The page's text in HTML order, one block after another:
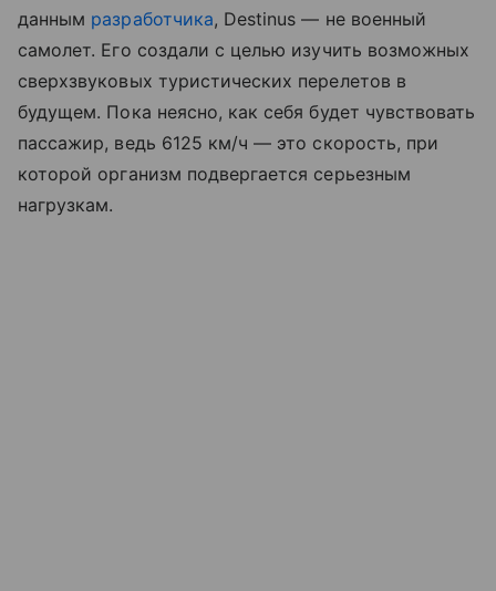
данным разработчика, Destinus — не военный
самолет. Его создали с целью изучить возможных
сверхзвуковых туристических перелетов в
будущем. Пока неясно, как себя будет чувствовать
пассажир, ведь 6125 км/ч — это скорость, при
которой организм подвергается серьезным
нагрузкам.